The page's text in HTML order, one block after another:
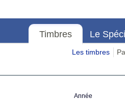
Timbres Le
Les timbres
Année